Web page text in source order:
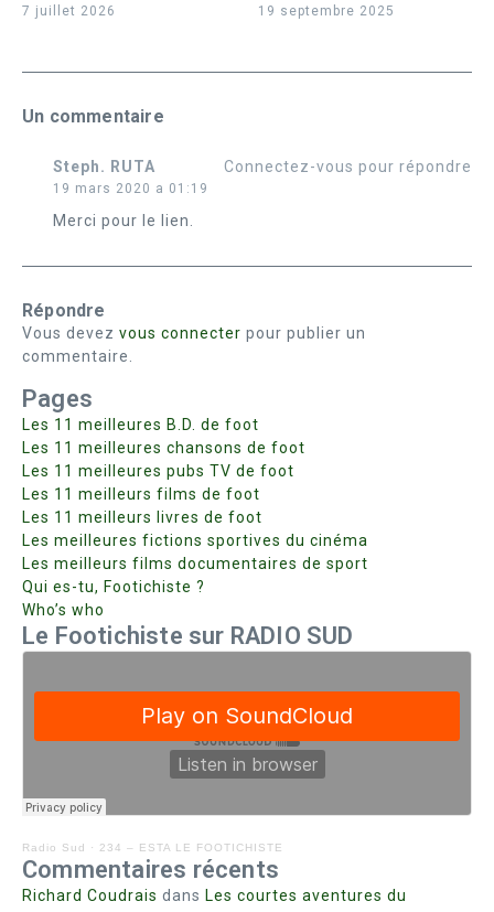
7 juillet 2026 19 septembre 2025
Un commentaire
Steph. RUTA
19 mars 2020 a 01:19
Connectez-vous pour répondre
Merci pour le lien.
Répondre
Vous devez vous connecter pour publier un
commentaire.
Pages
Les 11 meilleures B.D. de foot
Les 11 meilleures chansons de foot
Les 11 meilleures pubs TV de foot
Les 11 meilleurs films de foot
Les 11 meilleurs livres de foot
Les meilleures fictions sportives du cinéma
Les meilleurs films documentaires de sport
Qui es-tu, Footichiste ?
Who’s who
Le Footichiste sur RADIO SUD
Radio Sud · 234 – ESTA LE FOOTICHISTE
Commentaires récents
Richard Coudrais dans Les courtes aventures du